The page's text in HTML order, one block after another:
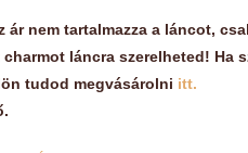
ár nem tartalmazza a láncot,
láncra szerelheted! Ha
tudod megvásárolni itt.